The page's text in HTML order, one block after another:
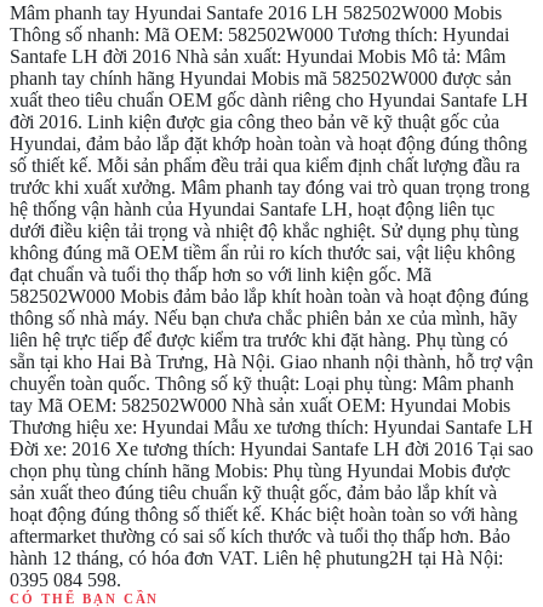
Mâm phanh tay Hyundai Santafe 2016 LH 582502W000 Mobis
Thông số nhanh: Mã OEM: 582502W000 Tương thích: Hyundai
Santafe LH đời 2016 Nhà sản xuất: Hyundai Mobis Mô tả: Mâm
phanh tay chính hãng Hyundai Mobis mã 582502W000 được sản
xuất theo tiêu chuẩn OEM gốc dành riêng cho Hyundai Santafe LH
đời 2016. Linh kiện được gia công theo bản vẽ kỹ thuật gốc của
Hyundai, đảm bảo lắp đặt khớp hoàn toàn và hoạt động đúng thông
số thiết kế. Mỗi sản phẩm đều trải qua kiểm định chất lượng đầu ra
trước khi xuất xưởng. Mâm phanh tay đóng vai trò quan trọng trong
hệ thống vận hành của Hyundai Santafe LH, hoạt động liên tục
dưới điều kiện tải trọng và nhiệt độ khắc nghiệt. Sử dụng phụ tùng
không đúng mã OEM tiềm ẩn rủi ro kích thước sai, vật liệu không
đạt chuẩn và tuổi thọ thấp hơn so với linh kiện gốc. Mã
582502W000 Mobis đảm bảo lắp khít hoàn toàn và hoạt động đúng
thông số nhà máy. Nếu bạn chưa chắc phiên bản xe của mình, hãy
liên hệ trực tiếp để được kiểm tra trước khi đặt hàng. Phụ tùng có
sẵn tại kho Hai Bà Trưng, Hà Nội. Giao nhanh nội thành, hỗ trợ vận
chuyển toàn quốc. Thông số kỹ thuật: Loại phụ tùng: Mâm phanh
tay Mã OEM: 582502W000 Nhà sản xuất OEM: Hyundai Mobis
Thương hiệu xe: Hyundai Mẫu xe tương thích: Hyundai Santafe LH
Đời xe: 2016 Xe tương thích: Hyundai Santafe LH đời 2016 Tại sao
chọn phụ tùng chính hãng Mobis: Phụ tùng Hyundai Mobis được
sản xuất theo đúng tiêu chuẩn kỹ thuật gốc, đảm bảo lắp khít và
hoạt động đúng thông số thiết kế. Khác biệt hoàn toàn so với hàng
aftermarket thường có sai số kích thước và tuổi thọ thấp hơn. Bảo
hành 12 tháng, có hóa đơn VAT. Liên hệ phutung2H tại Hà Nội:
0395 084 598.
CÓ THỂ BẠN CẦN